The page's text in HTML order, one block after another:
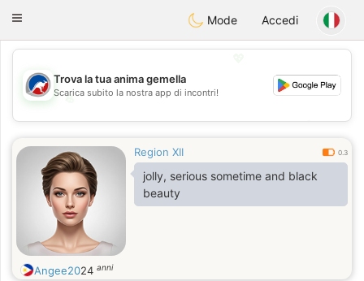
AustraliaChat
Toggle
Mode Accedi
💖
💕
Trova la tua anima gemella
Scarica subito la nostra app di incontri!
Region XII 0.3
jolly, serious sometime and black
beauty
Angee2024 anni